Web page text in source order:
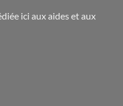
ici aux aides et aux